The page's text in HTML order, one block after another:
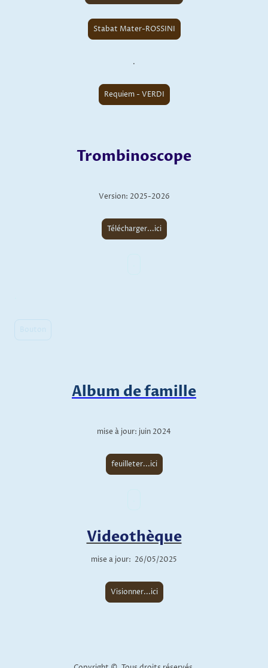
Stabat Mater-ROSSINI
.
Requiem - VERDI
Trombinoscope
Version: 2025-2026
Télécharger...ici
Album de famille
mise à jour: juin 2024
feuilleter...ici
Videothèque
mise a jour: 26/05/2025
Visionner...ici